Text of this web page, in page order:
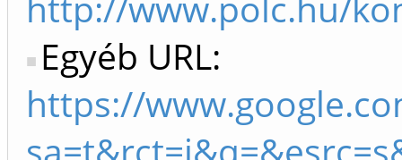
Egyéb URL:
https://